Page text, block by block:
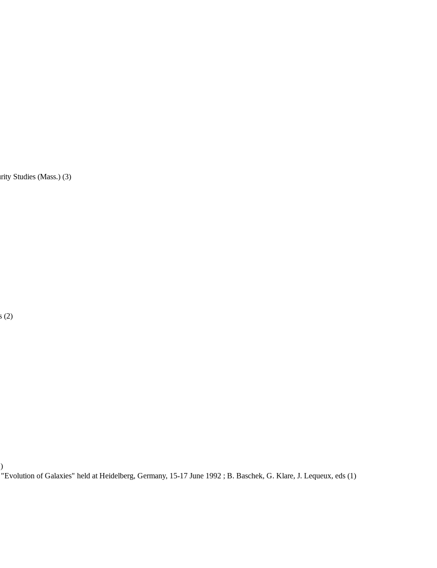
Studies (Mass.) (3)
(2)
of Galaxies" held at Heidelberg, Germany, 15-17 June 1992 ; B. Baschek, G. Klare, J. Lequeux, eds (1)